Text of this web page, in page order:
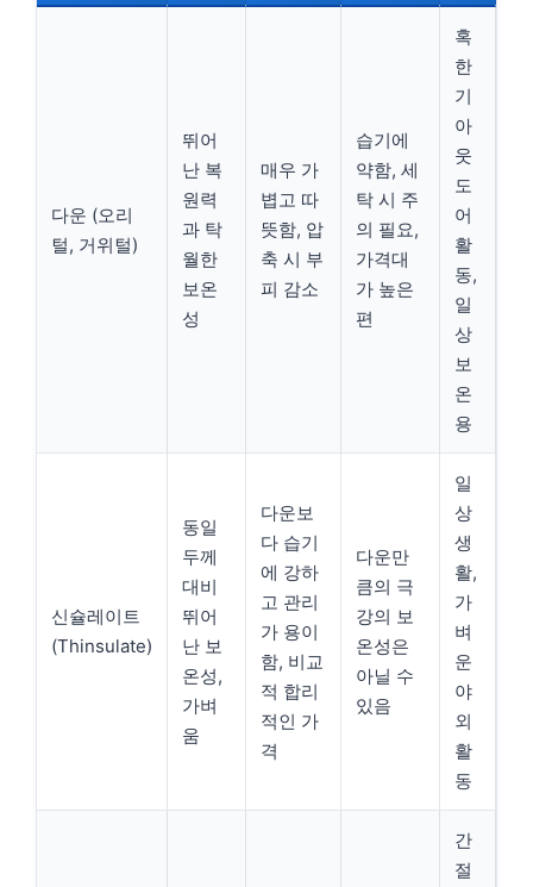
다운 (오리
털, 거위털)
뛰어
난 복
원력
과 탁
월한
보온
성
매우 가
볍고 따
뜻함, 압
축 시 부
피 감소
습기에
약함, 세
탁 시 주
의 필요,
가격대
가 높은
편
혹
한
기
아
웃
도
어
활
동,
일
상
보
온
용
신슐레이트
(Thinsulate)
동일
두께
대비
뛰어
난 보
온성,
가벼
움
다운보
다 습기
에 강하
고 관리
가 용이
함, 비교
적 합리
적인 가
격
다운만
큼의 극
강의 보
온성은
아닐 수
있음
일
상
생
활,
가
벼
운
야
외
활
동
간
절